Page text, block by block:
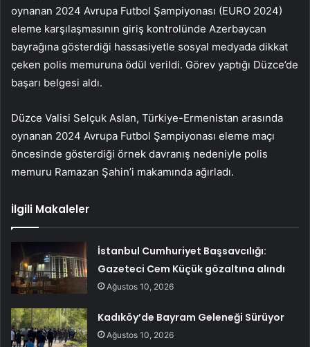
oynanan 2024 Avrupa Futbol Şampiyonası (EURO 2024)
eleme karşılaşmasının giriş kontrolünde Azerbaycan
bayrağına gösterdiği hassasiyetle sosyal medyada dikkat
çeken polis memuruna ödül verildi. Görev yaptığı Düzce’de
başarı belgesi aldı.
Düzce Valisi Selçuk Aslan, Türkiye-Ermenistan arasında
oynanan 2024 Avrupa Futbol Şampiyonası eleme maçı
öncesinde gösterdiği örnek davranış nedeniyle polis
memuru Ramazan Şahin’i makamında ağırladı.
İlgili Makaleler
İstanbul Cumhuriyet Başsavcılığı:
Gazeteci Cem Küçük gözaltına alındı
Ağustos 10, 2026
Kadıköy’de Bayram Geleneği Sürüyor
Ağustos 10, 2026